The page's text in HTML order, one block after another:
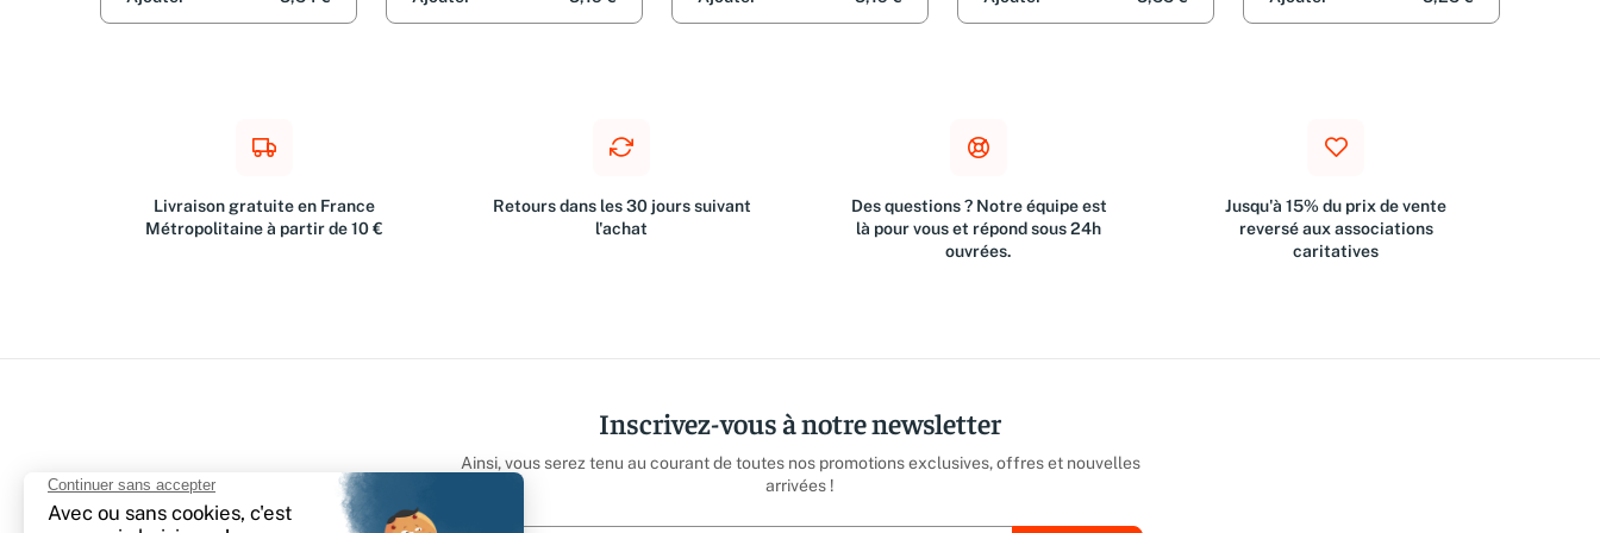
Philippe Renaud
Collectif
Janvier, Fabien Lamouche,
Livraison gratuite en France
Métropolitaine à partir de 10 €
Retours dans les 30 jours suivant
l'achat
Des questions ? Notre équipe est
là pour vous et répond sous 24h
ouvrées.
Jusqu'à 15% du prix de vente
reversé aux associations
caritatives
Inscrivez-vous à notre newsletter
Ainsi, vous serez tenu au courant de toutes nos promotions exclusives, offres et nouvelles
arrivées !